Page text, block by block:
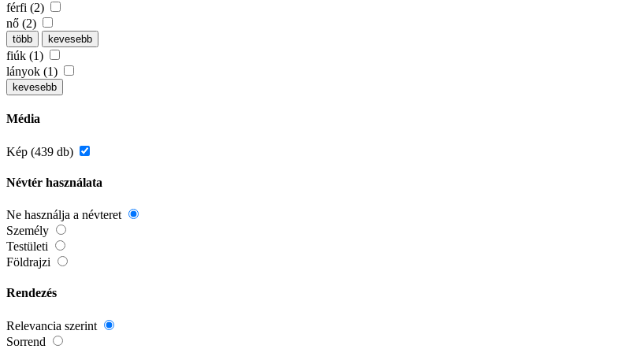
férfi (2)
nő (2)
több kevesebb
fiúk (1)
lányok (1)
kevesebb
Média
Kép (439 db)
Névtér használata
Ne használja a névteret
Személy
Testületi
Földrajzi
Rendezés
Relevancia szerint
Sorrend